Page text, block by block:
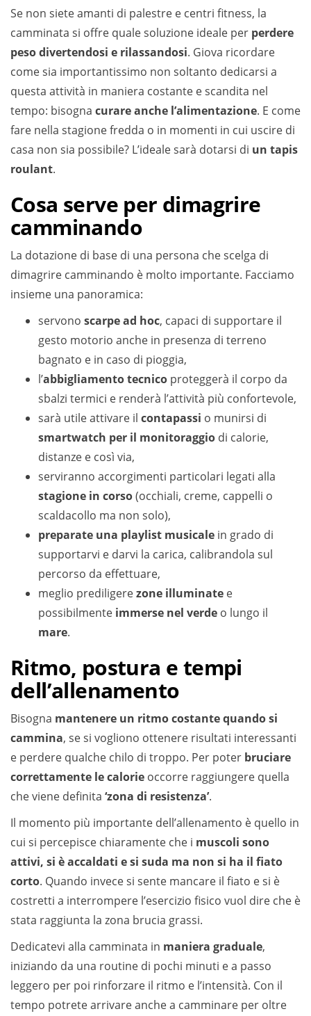
Se non siete amanti di palestre e centri fitness, la
camminata si offre quale soluzione ideale per perdere
peso divertendosi e rilassandosi. Giova ricordare
come sia importantissimo non soltanto dedicarsi a
questa attività in maniera costante e scandita nel
tempo: bisogna curare anche l’alimentazione. E come
fare nella stagione fredda o in momenti in cui uscire di
casa non sia possibile? L’ideale sarà dotarsi di un tapis
roulant.
Cosa serve per dimagrire
camminando
La dotazione di base di una persona che scelga di
dimagrire camminando è molto importante. Facciamo
insieme una panoramica:
servono scarpe ad hoc, capaci di supportare il
gesto motorio anche in presenza di terreno
bagnato e in caso di pioggia,
l’abbigliamento tecnico proteggerà il corpo da
sbalzi termici e renderà l’attività più confortevole,
sarà utile attivare il contapassi o munirsi di
smartwatch per il monitoraggio di calorie,
distanze e così via,
serviranno accorgimenti particolari legati alla
stagione in corso(occhiali, creme, cappelli o
scaldacollo ma non solo),
preparate una playlist musicale in grado di
supportarvi e darvi la carica, calibrandola sul
percorso da effettuare,
meglio prediligerezone illuminate e
possibilmente immerse nel verde o lungo il
mare.
Ritmo, postura e tempi
dell’allenamento
Bisogna mantenere un ritmo costante quando si
cammina, se si vogliono ottenere risultati interessanti
e perdere qualche chilo di troppo. Per poter bruciare
correttamente le calorie occorre raggiungere quella
che viene definita ‘zona di resistenza’.
Il momento più importante dell’allenamento è quello in
cui si percepisce chiaramente che i muscoli sono
attivi, si è accaldati e si suda ma non si ha il fiato
corto. Quando invece si sente mancare il fiato e si è
costretti a interrompere l’esercizio fisico vuol dire che è
stata raggiunta la zona brucia grassi.
Dedicatevi alla camminata in maniera graduale,
iniziando da una routine di pochi minuti e a passo
leggero per poi rinforzare il ritmo e l’intensità. Con il
tempo potrete arrivare anche a camminare per oltre